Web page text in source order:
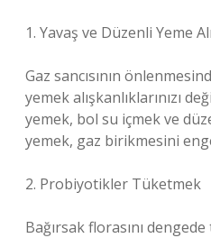
1. Yavaş ve Düzenli Yeme
Gaz sancısının
yemek alışkanlıklarınızı
yemek, bol su içmek ve
yemek, gaz birikmesini
2. Probiyotikler Tüketmek
Bağırsak florasını